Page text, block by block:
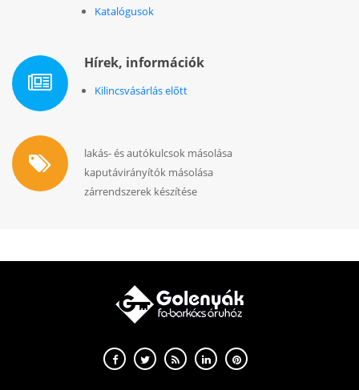
Katalógusok
Hírek, információk
Kilincsvásárlás előtt
lakás- és autókulcsok másolása
kaputávirányítók másolása
zárrendszerek készítése